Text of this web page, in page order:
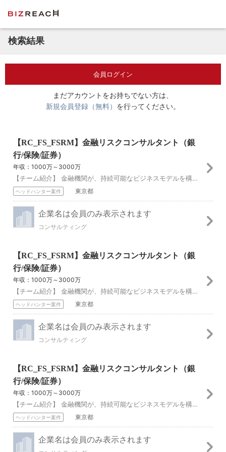
検索結果
会員ログイン
まだアカウントをお持ちでない方は、
新規会員登録（無料） を行ってください。
【RC_FS_FSRM】金融リスクコンサルタント（銀
行/保険/証券）
年収：1000万～3000万
【チーム紹介】 金融機関が、持続可能なビジネスモデルを構築することを通じて、金融システムの安定に寄与するために、1線、2線、3線にわたりリスクに関する課題を解...
ヘッドハンター案件 東京都
企業名は会員のみ表示されます
コンサルティング
【RC_FS_FSRM】金融リスクコンサルタント（銀
行/保険/証券）
年収：1000万～3000万
【チーム紹介】 金融機関が、持続可能なビジネスモデルを構築することを通じて、金融システムの安定に寄与するために、1線、2線、3線にわたりリスクに関する課題を解...
ヘッドハンター案件 東京都
企業名は会員のみ表示されます
コンサルティング
【RC_FS_FSRM】金融リスクコンサルタント（銀
行/保険/証券）
年収：1000万～3000万
【チーム紹介】 金融機関が、持続可能なビジネスモデルを構築することを通じて、金融システムの安定に寄与するために、1線、2線、3線にわたりリスクに関する課題を解...
ヘッドハンター案件 東京都
企業名は会員のみ表示されます